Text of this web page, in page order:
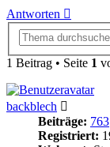
Antworten
1 Beitrag • Seite 1
backblech
Beiträge: 763
Registriert: